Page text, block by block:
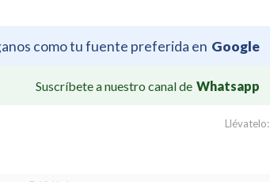
como tu fuente preferida en Google
Suscríbete a nuestro canal de Whatsapp
Llévatelo: